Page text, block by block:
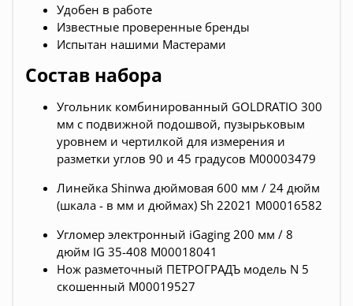
Удобен в работе
Известные проверенные бренды
Испытан нашими Мастерами
Состав набора
Угольник комбинированный GOLDRATIO 300
мм с подвижной подошвой, пузырьковым
уровнем и чертилкой для измерения и
разметки углов 90 и 45 градусов М00003479
Линейка Shinwa дюймовая 600 мм / 24 дюйм
(шкала - в мм и дюймах) Sh 22021 М00016582
Угломер электронный iGaging 200 мм / 8
дюйм IG 35-408 М00018041
Нож разметочный ПЕТРОГРАДЪ модель N 5
скошенный М00019527